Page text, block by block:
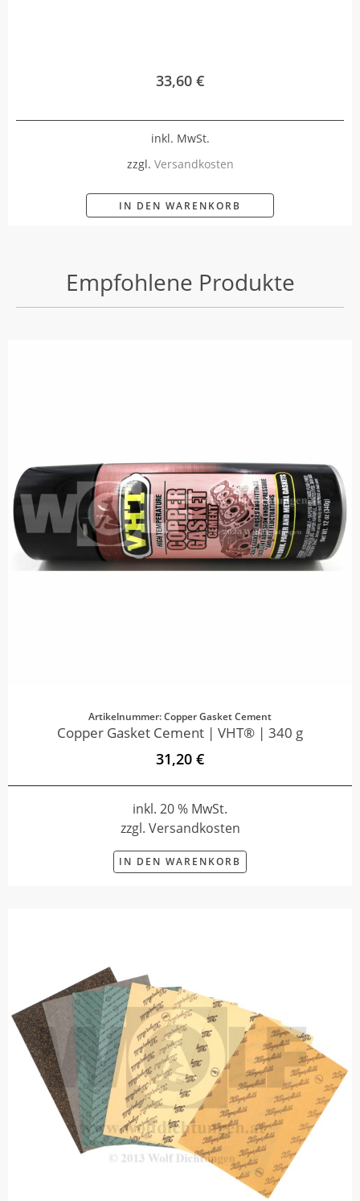
33,60 €
inkl. MwSt.
zzgl. Versandkosten
IN DEN WARENKORB
Empfohlene Produkte
Artikelnummer: Copper Gasket Cement
Copper Gasket Cement | VHT® | 340 g
31,20 €
inkl. 20 % MwSt.
zzgl. Versandkosten
IN DEN WARENKORB